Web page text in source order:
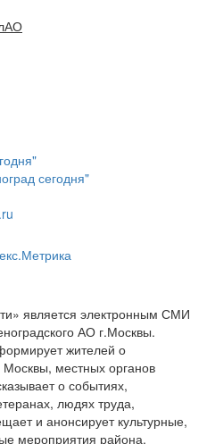
сегодня"
является электронным СМИ
АО г.Москвы.
жителей о
Москвы, местных органов
о событиях,
людях труда,
и анонсирует культурные,
мероприятия района.